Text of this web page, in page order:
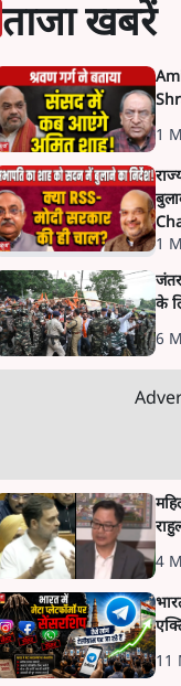
ताजा खबरें
1
में
1
के
6
4
11